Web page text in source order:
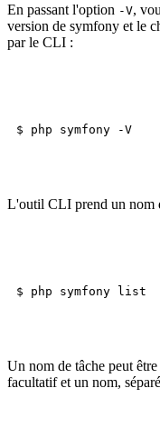
En passant l'option -V,
version de symfony et le
par le CLI :
L'outil CLI prend un nom
Un nom de tâche peut
facultatif et un nom,